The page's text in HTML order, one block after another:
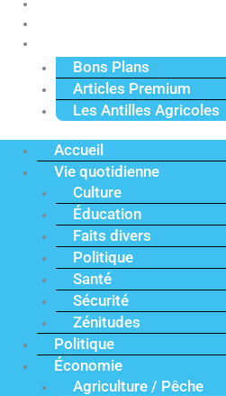
Bons Plans
Articles Premium
Les Antilles Agricoles
Accueil
Vie quotidienne
Culture
Éducation
Faits divers
Politique
Santé
Sécurité
Zénitudes
Politique
Économie
Agriculture / Pêche